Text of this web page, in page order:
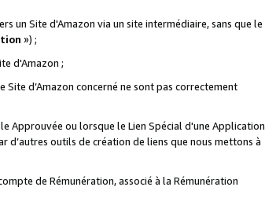
un Site d'Amazon via un site intermédiaire, sans que le
») ;
d'Amazon ;
d’Amazon concerné ne sont pas correctement
Approuvée ou lorsque le Lien Spécial d'une Application
d’autres outils de création de liens que nous mettons à
de Rémunération, associé à la Rémunération